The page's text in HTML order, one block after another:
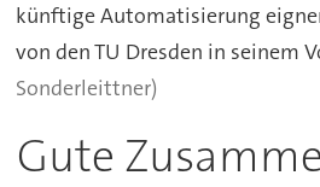
künftige Automatisierung
von den TU Dresden in seinem
Sonderleittner)
Gute